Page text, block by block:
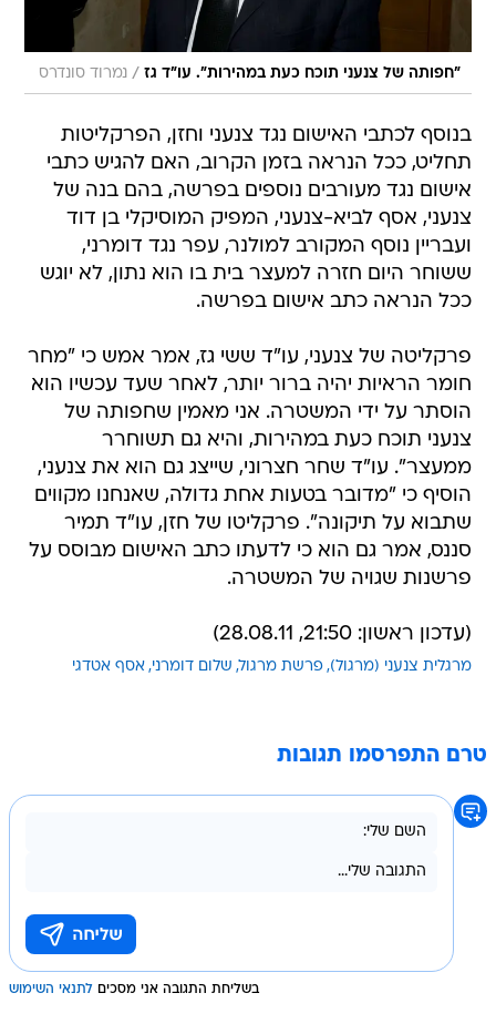
"חפותה של צנעני תוכח כעת במהירות". עו"ד גז / נמרוד סונדרס
בנוסף לכתבי האישום נגד צנעני וחזן, הפרקליטות
תחליט, ככל הנראה בזמן הקרוב, האם להגיש כתבי
אישום נגד מעורבים נוספים בפרשה, בהם בנה של
צנעני, אסף לביא-צנעני, המפיק המוסיקלי בן דוד
ועבריין נוסף המקורב למולנר, עפר נגד דומרני,
ששוחר היום חזרה למעצר בית בו הוא נתון, לא יוגש
ככל הנראה כתב אישום בפרשה.
פרקליטה של צנעני, עו"ד ששי גז, אמר אמש כי "מחר
חומר הראיות יהיה ברור יותר, לאחר שעד עכשיו הוא
הוסתר על ידי המשטרה. אני מאמין שחפותה של
צנעני תוכח כעת במהירות, והיא גם תשוחרר
ממעצר". עו"ד שחר חצרוני, שייצג גם הוא את צנעני,
הוסיף כי "מדובר בטעות אחת גדולה, שאנחנו מקווים
שתבוא על תיקונה". פרקליטו של חזן, עו"ד תמיר
סננס, אמר גם הוא כי לדעתו כתב האישום מבוסס על
פרשנות שגויה של המשטרה.
(עדכון ראשון: 21:50, 28.08.11)
מרגלית צנעני (מרגול) פרשת מרגול שלום דומרני אסף אטדגי
טרם התפרסמו תגובות
בשליחת התגובה אני מסכים לתנאי השימוש